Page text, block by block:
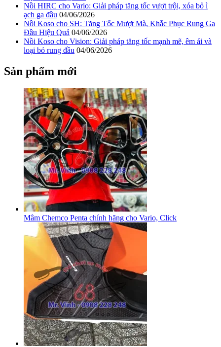
Nồi HIRC cho Vario: Giải pháp tăng tốc vượt trội, xóa bỏ ì
ạch ga đầu 04/06/2026
Nồi Koso cho SH: Tăng Tốc Mượt Mà, Khắc Phục Rung Ga
Đầu Hiệu Quả 04/06/2026
Nồi Koso cho Vision: Giải pháp tăng tốc mạnh mẽ, êm ái và
loại bỏ rung đầu 04/06/2026
Sản phẩm mới
Mâm Chemco Penta chính hãng cho Vario, Click